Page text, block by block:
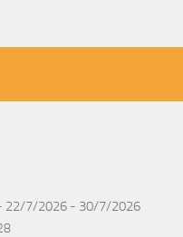
22/7/2026 - 30/7/2026